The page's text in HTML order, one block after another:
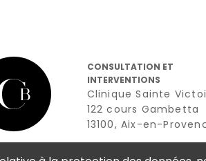
CONSULTATION ET
INTERVENTIONS
Clinique Sainte
122 cours Gambetta
13100, Aix-en-